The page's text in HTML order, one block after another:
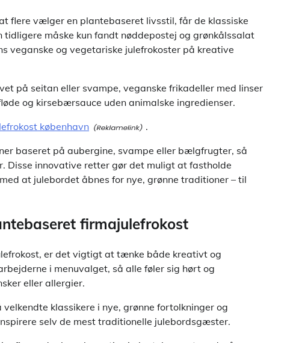
flere vælger en plantebaseret livsstil, får de klassiske
måske kun fandt nøddepostej og grønkålssalat
veganske og vegetariske julefrokoster på kreative
på seitan eller svampe, veganske frikadeller med linser
og kirsebærsauce uden animalske ingredienser.
københavn
.
baseret på aubergine, svampe eller bælgfrugter, så
Disse innovative retter gør det muligt at fastholde
at julebordet åbnes for nye, grønne traditioner – til
firmajulefrokost
er det vigtigt at tænke både kreativt og
i menuvalget, så alle føler sig hørt og
eller allergier.
klassikere i nye, grønne fortolkninger og
selv de mest traditionelle julebordsgæster.